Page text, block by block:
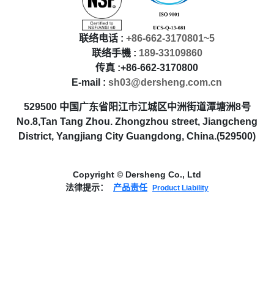
联络电话 : +86-662-3170801~5
联络手機 : 189-33109860
传真 :+86-662-3170800
E-mail : sh03@dersheng.com.cn
529500 中国广东省阳江市江城区中洲街道潭塘洲8号
No.8,Tan Tang Zhou. Zhongzhou street, Jiangcheng
District, Yangjiang City Guangdong, China.(529500)
Copyright © Dersheng Co., Ltd
法律提示：
产品责任 Product Liability